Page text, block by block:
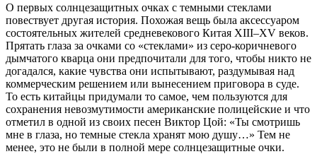
О первых солнцезащитных очках с темными стеклами
повествует другая история. Похожая вещь была аксессуаром
состоятельных жителей средневекового Китая XIII–XV веков.
Прятать глаза за очками со «стеклами» из серо-коричневого
дымчатого кварца они предпочитали для того, чтобы никто не
догадался, какие чувства они испытывают, раздумывая над
коммерческим решением или вынесением приговора в суде.
То есть китайцы придумали то самое, чем пользуются для
сохранения невозмутимости американские полицейские и что
отметил в одной из своих песен Виктор Цой: «Ты смотришь
мне в глаза, но темные стекла хранят мою душу…» Тем не
менее, это не были в полной мере солнцезащитные очки.